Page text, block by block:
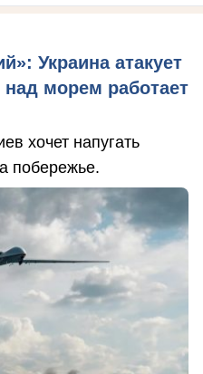
Украина атакует
морем работает
хочет напугать
побережье.